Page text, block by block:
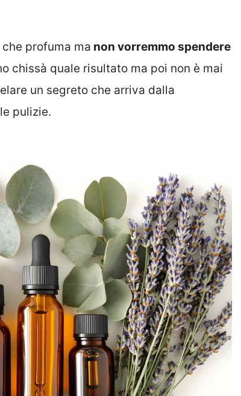
profuma ma non vorremmo spendere
chissà quale risultato ma poi non è mai
un segreto che arriva dalla
pulizie.